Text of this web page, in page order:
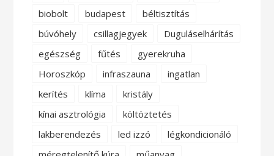
biobolt
budapest
béltisztítás
búvóhely
csillagjegyek
Duguláselhárítás
egészség
fűtés
gyerekruha
Horoszkóp
infraszauna
ingatlan
kerítés
klíma
kristály
kínai asztrológia
költöztetés
lakberendezés
led izzó
légkondicionáló